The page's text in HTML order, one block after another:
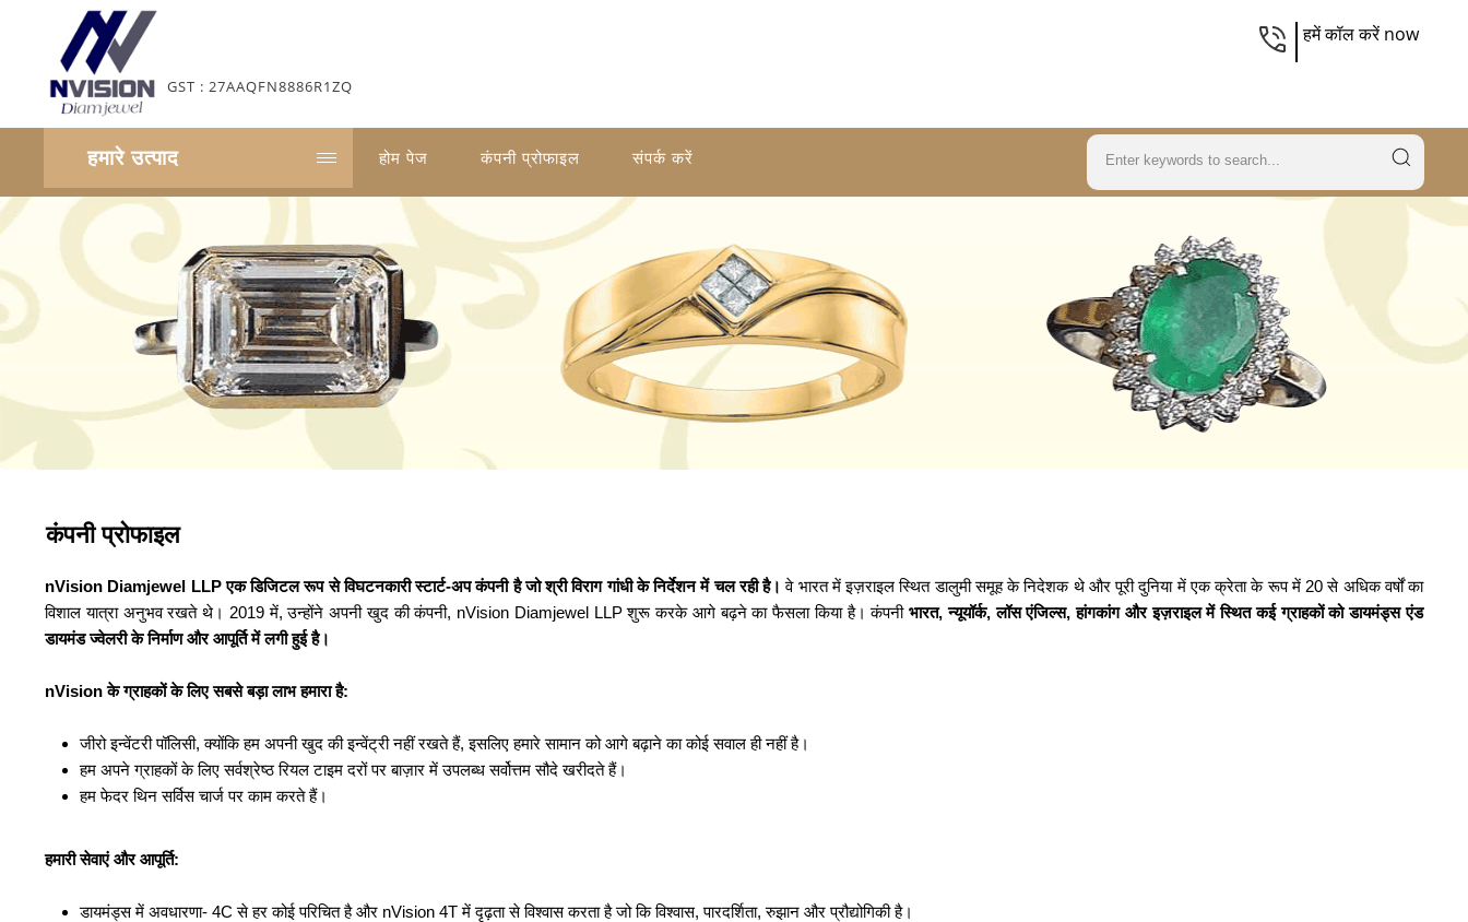
GST : 27AAQFN8886R1ZQ
हमें कॉल करें now
हमारे उत्पाद होम पेज कंपनी प्रोफाइल संपर्क करें
कंपनी प्रोफाइल
nVision Diamjewel LLP एक डिजिटल रूप से विघटनकारी स्टार्ट-अप कंपनी है जो श्री विराग गांधी के निर्देशन में चल रही है। वे भारत में इज़राइल स्थित डालुमी समूह के निदेशक थे और पूरी दुनिया में एक क्रेता के रूप में 20 से अधिक वर्षों का
विशाल यात्रा अनुभव रखते थे। 2019 में, उन्होंने अपनी खुद की कंपनी, nVision Diamjewel LLP शुरू करके आगे बढ़ने का फैसला किया है। कंपनीभारत, न्यूयॉर्क, लॉस एंजिल्स, हांगकांग और इज़राइल में स्थित कई ग्राहकों कोडायमंड्स एंड
डायमंड ज्वेलरीके निर्माण और आपूर्ति में लगी हुई है।
nVision के ग्राहकों के लिए सबसे बड़ा लाभ हमारा है:
जीरो इन्वेंटरी पॉलिसी, क्योंकि हम अपनी खुद की इन्वेंट्री नहीं रखते हैं, इसलिए हमारे सामान को आगे बढ़ाने का कोई सवाल ही नहीं है।
हम अपने ग्राहकों के लिए सर्वश्रेष्ठ रियल टाइम दरों पर बाज़ार में उपलब्ध सर्वोत्तम सौदे खरीदते हैं।
हम फेदर थिन सर्विस चार्ज पर काम करते हैं।
हमारी सेवाएं और आपूर्ति:
डायमंड्स में अवधारणा- 4C से हर कोई परिचित है और nVision 4T में दृढ़ता से विश्वास करता है जो कि विश्वास, पारदर्शिता, रुझान और प्रौद्योगिकी है।